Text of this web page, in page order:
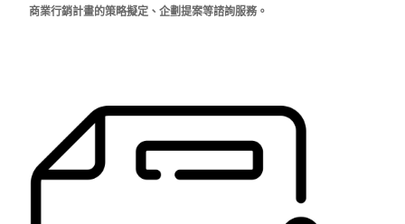
商業行銷計畫的策略擬定、企劃提案等諮詢服務。